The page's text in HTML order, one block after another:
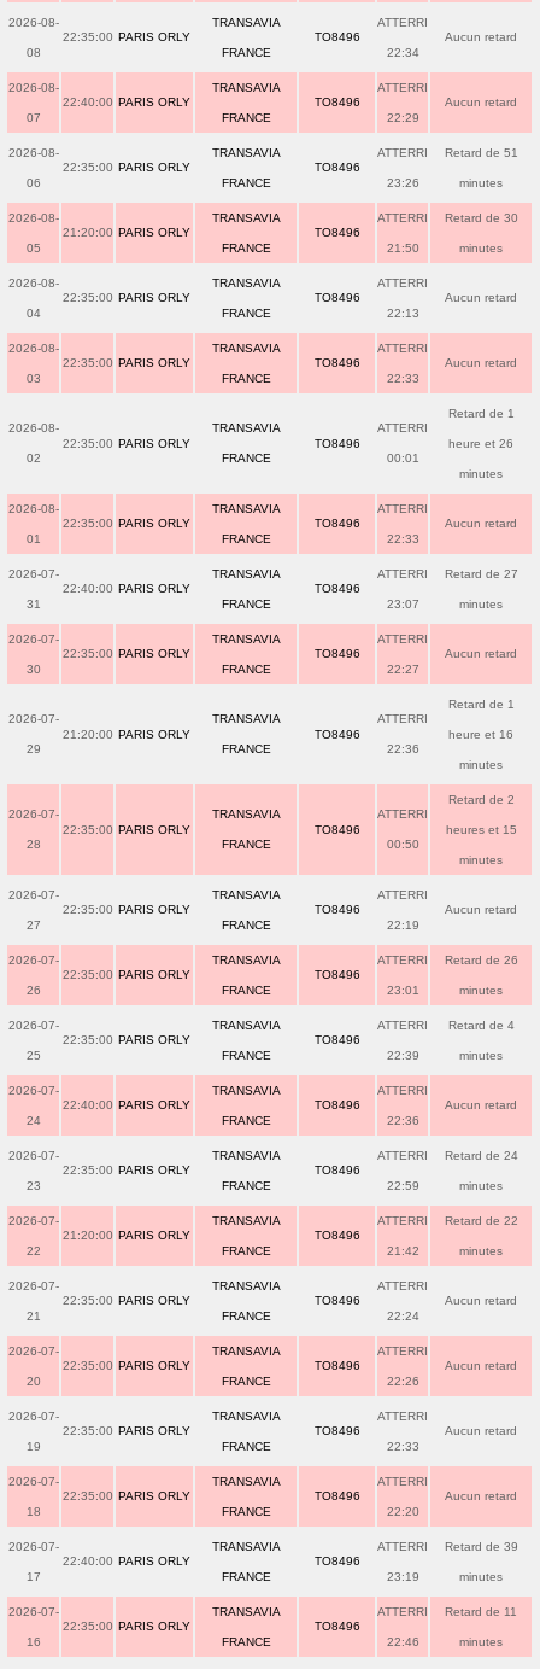
2026-08-
08
22:35:00 PARIS ORLY
TRANSAVIA
FRANCE
TO8496
ATTERRI
22:34
Aucun retard
2026-08-
07
22:40:00 PARIS ORLY
TRANSAVIA
FRANCE
TO8496
ATTERRI
22:29
Aucun retard
2026-08-
06
22:35:00 PARIS ORLY
TRANSAVIA
FRANCE
TO8496
ATTERRI
23:26
Retard de 51
minutes
2026-08-
05
21:20:00 PARIS ORLY
TRANSAVIA
FRANCE
TO8496
ATTERRI
21:50
Retard de 30
minutes
2026-08-
04
22:35:00 PARIS ORLY
TRANSAVIA
FRANCE
TO8496
ATTERRI
22:13
Aucun retard
2026-08-
03
22:35:00 PARIS ORLY
TRANSAVIA
FRANCE
TO8496
ATTERRI
22:33
Aucun retard
2026-08-
02
22:35:00 PARIS ORLY
TRANSAVIA
FRANCE
TO8496
ATTERRI
00:01
Retard de 1
heure et 26
minutes
2026-08-
01
22:35:00 PARIS ORLY
TRANSAVIA
FRANCE
TO8496
ATTERRI
22:33
Aucun retard
2026-07-
31
22:40:00 PARIS ORLY
TRANSAVIA
FRANCE
TO8496
ATTERRI
23:07
Retard de 27
minutes
2026-07-
30
22:35:00 PARIS ORLY
TRANSAVIA
FRANCE
TO8496
ATTERRI
22:27
Aucun retard
2026-07-
29
21:20:00 PARIS ORLY
TRANSAVIA
FRANCE
TO8496
ATTERRI
22:36
Retard de 1
heure et 16
minutes
2026-07-
28
22:35:00 PARIS ORLY
TRANSAVIA
FRANCE
TO8496
ATTERRI
00:50
Retard de 2
heures et 15
minutes
2026-07-
27
22:35:00 PARIS ORLY
TRANSAVIA
FRANCE
TO8496
ATTERRI
22:19
Aucun retard
2026-07-
26
22:35:00 PARIS ORLY
TRANSAVIA
FRANCE
TO8496
ATTERRI
23:01
Retard de 26
minutes
2026-07-
25
22:35:00 PARIS ORLY
TRANSAVIA
FRANCE
TO8496
ATTERRI
22:39
Retard de 4
minutes
2026-07-
24
22:40:00 PARIS ORLY
TRANSAVIA
FRANCE
TO8496
ATTERRI
22:36
Aucun retard
2026-07-
23
22:35:00 PARIS ORLY
TRANSAVIA
FRANCE
TO8496
ATTERRI
22:59
Retard de 24
minutes
2026-07-
22
21:20:00 PARIS ORLY
TRANSAVIA
FRANCE
TO8496
ATTERRI
21:42
Retard de 22
minutes
2026-07-
21
22:35:00 PARIS ORLY
TRANSAVIA
FRANCE
TO8496
ATTERRI
22:24
Aucun retard
2026-07-
20
22:35:00 PARIS ORLY
TRANSAVIA
FRANCE
TO8496
ATTERRI
22:26
Aucun retard
2026-07-
19
22:35:00 PARIS ORLY
TRANSAVIA
FRANCE
TO8496
ATTERRI
22:33
Aucun retard
2026-07-
18
22:35:00 PARIS ORLY
TRANSAVIA
FRANCE
TO8496
ATTERRI
22:20
Aucun retard
2026-07-
17
22:40:00 PARIS ORLY
TRANSAVIA
FRANCE
TO8496
ATTERRI
23:19
Retard de 39
minutes
2026-07-
16
22:35:00 PARIS ORLY
TRANSAVIA
FRANCE
TO8496
ATTERRI
22:46
Retard de 11
minutes